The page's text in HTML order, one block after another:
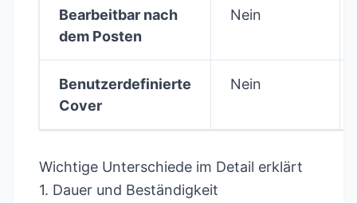
Bearbeitbar nach
dem Posten
Nein
Benutzerdefinierte
Cover
Nein
Wichtige Unterschiede im Detail erklärt
1. Dauer und Beständigkeit